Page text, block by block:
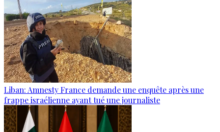
Liban: Amnesty France demande une enquête après une
frappe israélienne ayant tué une journaliste